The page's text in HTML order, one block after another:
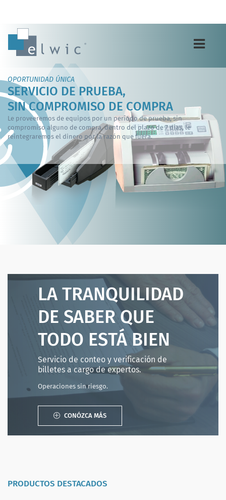
Toggle
navigation
OPORTUNIDAD ÚNICA
SERVICIO DE PRUEBA,
SIN COMPROMISO DE COMPRA
Le proveeremos de equipos por un período de prueba, sin
compromiso alguno de compra, dentro del plazo de 7 días, le
reintegraremos el dinero por la razón que fuera.
LA TRANQUILIDAD
DE SABER QUE
TODO ESTÁ BIEN
Servicio de conteo y verificación de
billetes a cargo de expertos.
Operaciones sin riesgo.
CONÓZCA MÁS
PRODUCTOS DESTACADOS